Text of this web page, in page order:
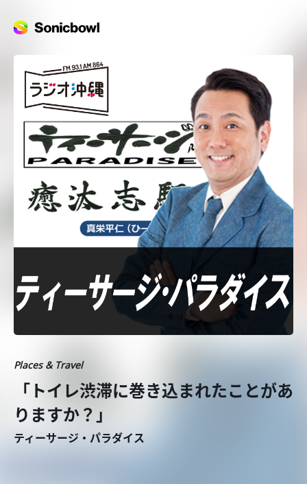
Places & Travel
「トイレ渋滞に巻き込まれたことがあ
りますか？」
ティーサージ・パラダイス